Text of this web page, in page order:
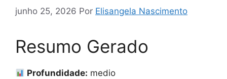
junho 25, 2026 Por Elisangela Nascimento
Resumo Gerado
Profundidade: medio